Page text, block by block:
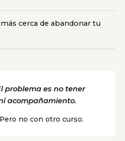
cerca de abandonar tu
problema es no tener
acompañamiento.
no con otro curso.